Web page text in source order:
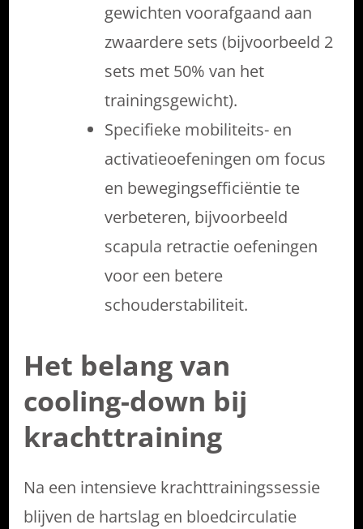
gewichten voorafgaand aan
zwaardere sets (bijvoorbeeld 2
sets met 50% van het
trainingsgewicht).
Specifieke mobiliteits- en
activatieoefeningen om focus
en bewegingsefficiëntie te
verbeteren, bijvoorbeeld
scapula retractie oefeningen
voor een betere
schouderstabiliteit.
Het belang van
cooling-down bij
krachttraining
Na een intensieve krachttrainingssessie
blijven de hartslag en bloedcirculatie